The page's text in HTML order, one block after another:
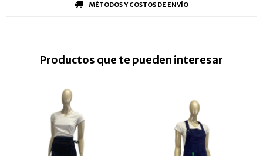
MÉTODOS Y COSTOS DE ENVÍO
Productos que te pueden interesar